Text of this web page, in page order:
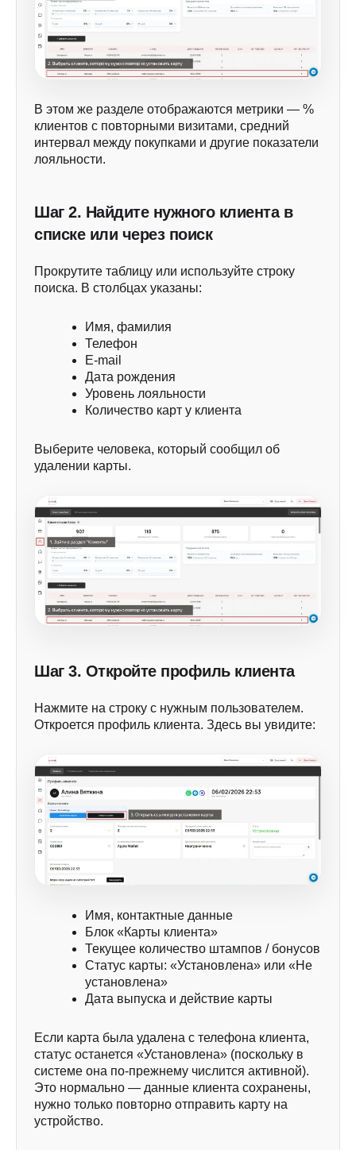
В этом же разделе отображаются метрики — %
клиентов с повторными визитами, средний
интервал между покупками и другие показатели
лояльности.
Шаг 2. Найдите нужного клиента в
списке или через поиск
Прокрутите таблицу или используйте строку
поиска. В столбцах указаны:
Имя, фамилия
Телефон
E-mail
Дата рождения
Уровень лояльности
Количество карт у клиента
Выберите человека, который сообщил об
удалении карты.
Шаг 3. Откройте профиль клиента
Нажмите на строку с нужным пользователем.
Откроется профиль клиента. Здесь вы увидите:
Имя, контактные данные
Блок «Карты клиента»
Текущее количество штампов / бонусов
Статус карты: «Установлена» или «Не
установлена»
Дата выпуска и действие карты
Если карта была удалена с телефона клиента,
статус останется «Установлена» (поскольку в
системе она по-прежнему числится активной).
Это нормально — данные клиента сохранены,
нужно только повторно отправить карту на
устройство.